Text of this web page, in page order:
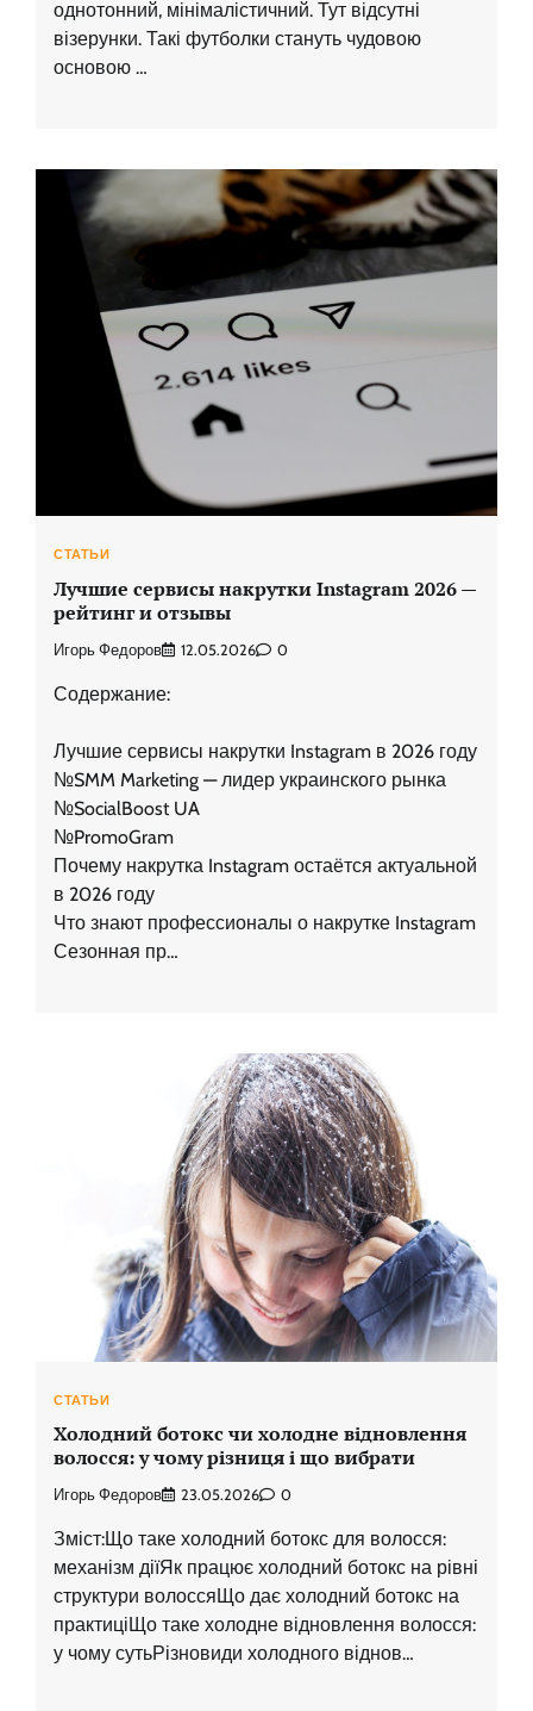
однотонний, мінімалістичний. Тут відсутні
візерунки. Такі футболки стануть чудовою
основою …
СТАТЬИ
Лучшие сервисы накрутки Instagram 2026 —
рейтинг и отзывы
Игорь Федоров 12.05.2026 0
Содержание:
Лучшие сервисы накрутки Instagram в 2026 году
№SMM Marketing — лидер украинского рынка
№SocialBoost UA
№PromoGram
Почему накрутка Instagram остаётся актуальной
в 2026 году
Что знают профессионалы о накрутке Instagram
Сезонная пр…
СТАТЬИ
Холодний ботокс чи холодне відновлення
волосся: у чому різниця і що вибрати
Игорь Федоров 23.05.2026 0
Зміст:Що таке холодний ботокс для волосся:
механізм діїЯк працює холодний ботокс на рівні
структури волоссяЩо дає холодний ботокс на
практиціЩо таке холодне відновлення волосся:
у чому сутьРізновиди холодного віднов…